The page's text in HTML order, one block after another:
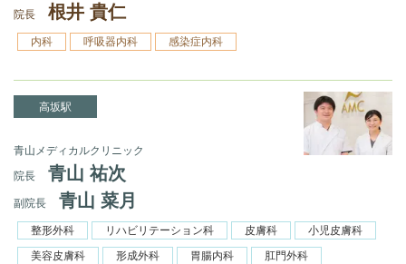
院長
根井 貴仁
内科 呼吸器内科 感染症内科
高坂駅
青山メディカルクリニック
院長
青山 祐次
副院長 青山 菜月
整形外科 リハビリテーション科 皮膚科
小児皮膚科
美容皮膚科
形成外科 胃腸内科 肛門外科